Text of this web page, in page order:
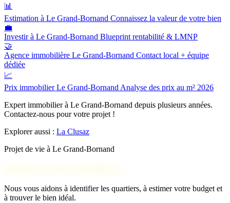
📊
Estimation à Le Grand-Bornand Connaissez la valeur de votre bien
💼
Investir à Le Grand-Bornand Blueprint rentabilité & LMNP
🤝
Agence immobilière Le Grand-Bornand Contact local + équipe
dédiée
📈
Prix immobilier Le Grand-Bornand Analyse des prix au m² 2026
Expert immobilier à Le Grand-Bornand depuis plusieurs années.
Contactez-nous pour votre projet !
Explorer aussi : La Clusaz
Projet de vie à Le Grand-Bornand
Nous vous aidons à identifier les quartiers, à estimer votre budget et
à trouver le bien idéal.